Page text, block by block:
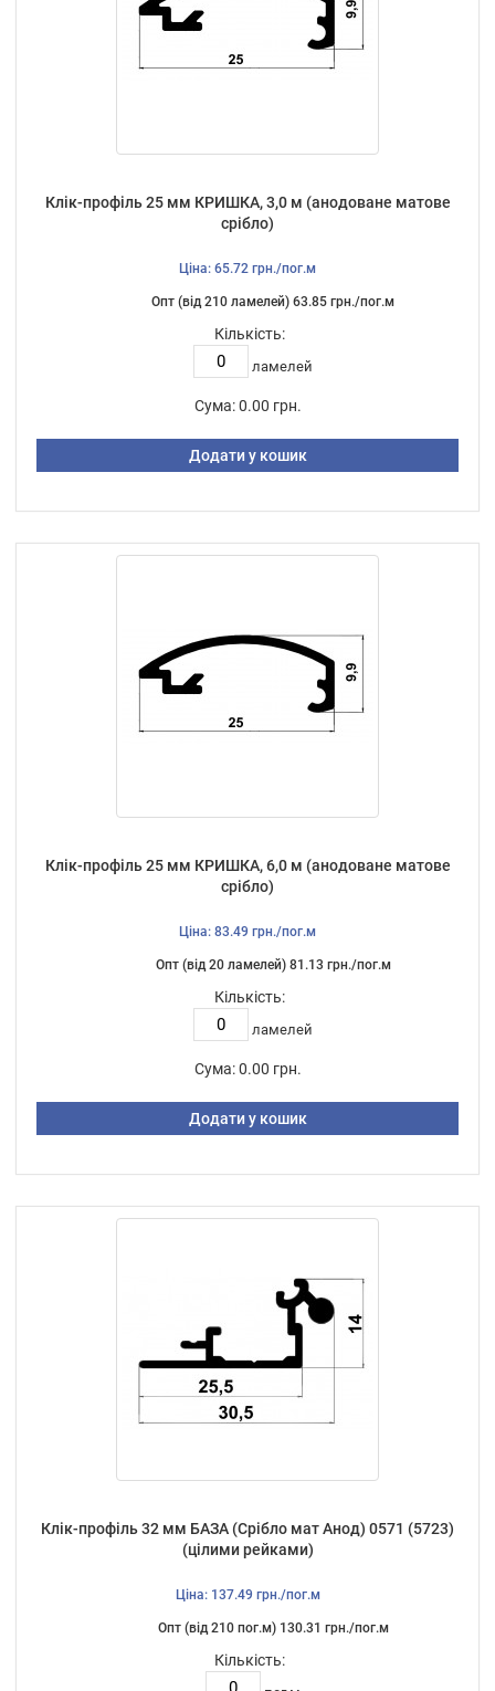
Клік-профіль 25 мм КРИШКА, 3,0 м (анодоване матове
срібло)
Ціна: 65.72 грн./пог.м
Опт (від 210 ламелей) 63.85 грн./пог.м
Кількість:
ламелей
Сума: 0.00 грн.
Додати у кошик
Клік-профіль 25 мм КРИШКА, 6,0 м (анодоване матове
срібло)
Ціна: 83.49 грн./пог.м
Опт (від 20 ламелей) 81.13 грн./пог.м
Кількість:
ламелей
Сума: 0.00 грн.
Додати у кошик
Клік-профіль 32 мм БАЗА (Срібло мат Анод) 0571 (5723)
(цілими рейками)
Ціна: 137.49 грн./пог.м
Опт (від 210 пог.м) 130.31 грн./пог.м
Кількість: